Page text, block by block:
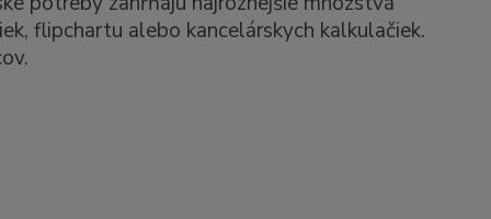
flipchartu alebo kancelárskych kalkulačiek.